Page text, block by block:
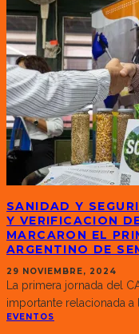
SANIDAD Y
Y VERIFICACION
MARCARON EL
ARGENTINO DE
29 NOVIEMBRE, 2024
La primera jornada del
importante relacionada a
EVENTOS